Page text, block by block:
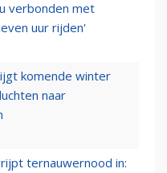
verbonden met
uur rijden'
komende winter
naar
ternauwernood in: